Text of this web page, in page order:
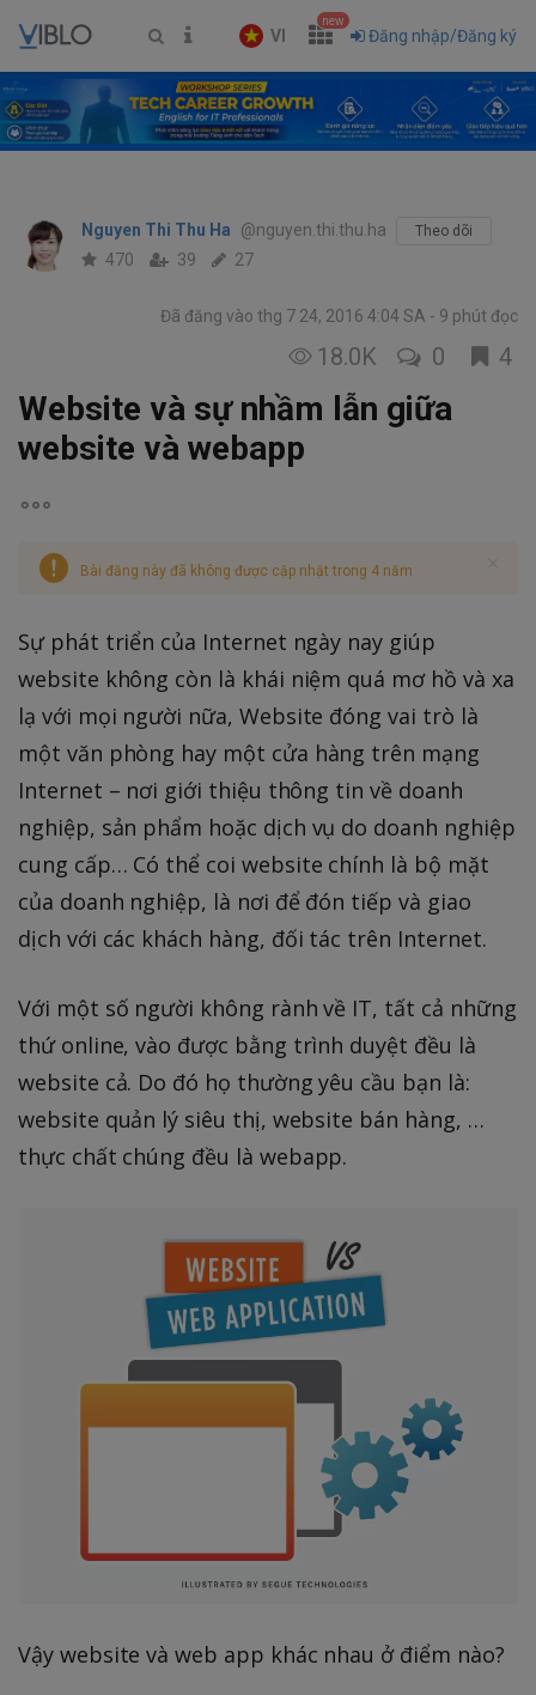
VI
new
Đăng nhập/Đăng ký
Nguyen Thi Thu Ha @nguyen.thi.thu.ha Theo dõi
470 39 27
Đã đăng vào thg 7 24, 2016 4:04 SA 9 phút đọc
18.0K 0 4
Website và sự nhầm lẫn giữa
website và webapp
Bài đăng này đã không được cập nhật trong 4 năm
Sự phát triển của Internet ngày nay giúp
website không còn là khái niệm quá mơ hồ và xa
lạ với mọi người nữa, Website đóng vai trò là
một văn phòng hay một cửa hàng trên mạng
Internet – nơi giới thiệu thông tin về doanh
nghiệp, sản phẩm hoặc dịch vụ do doanh nghiệp
cung cấp… Có thể coi website chính là bộ mặt
của doanh nghiệp, là nơi để đón tiếp và giao
dịch với các khách hàng, đối tác trên Internet.
Với một số người không rành về IT, tất cả những
thứ online, vào được bằng trình duyệt đều là
website cả. Do đó họ thường yêu cầu bạn là:
website quản lý siêu thị, website bán hàng, …
thực chất chúng đều là webapp.
Vậy website và web app khác nhau ở điểm nào?